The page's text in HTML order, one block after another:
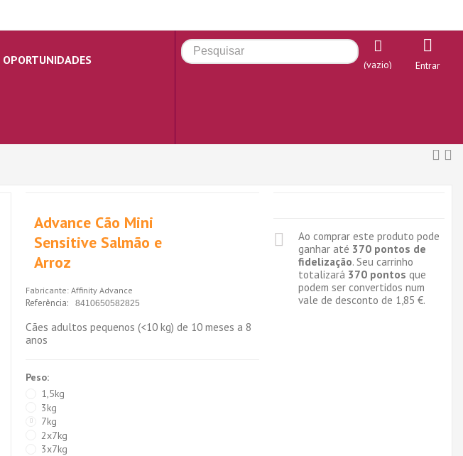
OPORTUNIDADES (vazio) Entrar
Advance Cão Mini
Sensitive Salmão e
Arroz
Fabricante: Affinity Advance
Referência: 8410650582825
Cães adultos pequenos (<10 kg) de 10 meses a 8
anos
Peso:
1,5kg
3kg
7kg
2x7kg
3x7kg
Ao comprar este produto pode
ganhar até 370pontos de
fidelização. Seu carrinho
totalizará 370pontos que
podem ser convertidos num
vale de desconto de 1,85 €.